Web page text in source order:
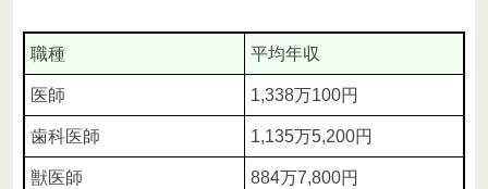
職種 平均年収
医師 1,338万100円
歯科医師 1,135万5,200円
獣医師 884万7,800円